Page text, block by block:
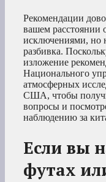
Рекомендации
вашем расстоянии
исключениями, но
разбивка.
изложение
Национального
атмосферных
США, чтобы
вопросы и
наблюдению за
Если вы
футах